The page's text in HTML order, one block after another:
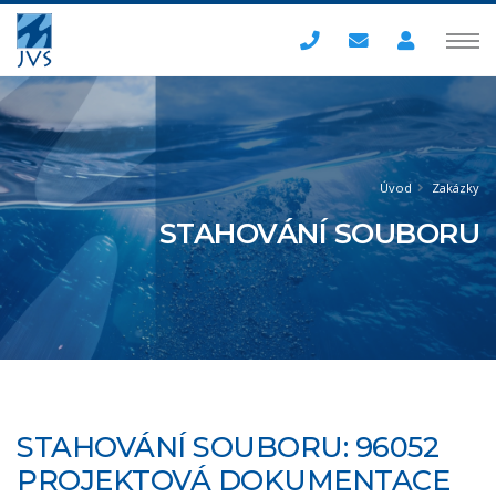
Úvod Zakázky
STAHOVÁNÍ SOUBORU
STAHOVÁNÍ SOUBORU: 96052
PROJEKTOVÁ DOKUMENTACE